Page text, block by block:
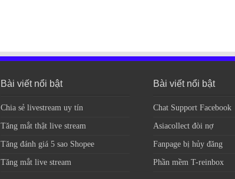
Bài viết nổi bật
Chia sẻ livestream uy tín
Tăng mắt thật live stream
Tăng đánh giá 5 sao Shopee
Tăng mắt live stream
Bài viết nổi bật
Chat Support Facebook
Asiacollect đòi nợ
Fanpage bị hủy đăng
Phần mềm T-reinbox